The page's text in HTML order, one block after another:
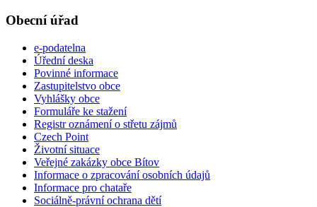
Obecní úřad
e-podatelna
Úřední deska
Povinné informace
Zastupitelstvo obce
Vyhlášky obce
Formuláře ke stažení
Registr oznámení o střetu zájmů
Czech Point
Životní situace
Veřejné zakázky obce Bítov
Informace o zpracování osobních údajů
Informace pro chataře
Sociálně-právní ochrana dětí